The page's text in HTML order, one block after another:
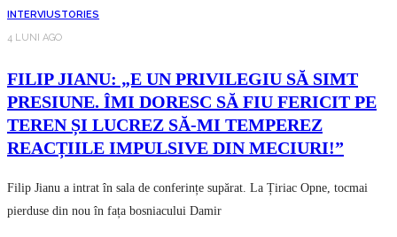
INTERVIUSTORIES
4 LUNI AGO
FILIP JIANU: „E UN PRIVILEGIU SĂ SIMT
PRESIUNE. ÎMI DORESC SĂ FIU FERICIT PE
TEREN ȘI LUCREZ SĂ-MI TEMPEREZ
REACȚIILE IMPULSIVE DIN MECIURI!”
Filip Jianu a intrat în sala de conferințe supărat. La Țiriac Opne, tocmai
pierduse din nou în fața bosniacului Damir